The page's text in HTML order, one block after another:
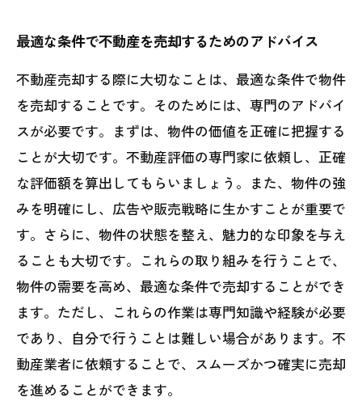
最適な条件で不動産を売却するためのアドバイス
不動産売却する際に大切なことは、最適な条件で物件
を売却することです。そのためには、専門のアドバイ
スが必要です。まずは、物件の価値を正確に把握する
ことが大切です。不動産評価の専門家に依頼し、正確
な評価額を算出してもらいましょう。また、物件の強
みを明確にし、広告や販売戦略に生かすことが重要で
す。さらに、物件の状態を整え、魅力的な印象を与え
ることも大切です。これらの取り組みを行うことで、
物件の需要を高め、最適な条件で売却することができ
ます。ただし、これらの作業は専門知識や経験が必要
であり、自分で行うことは難しい場合があります。不
動産業者に依頼することで、スムーズかつ確実に売却
を進めることができます。